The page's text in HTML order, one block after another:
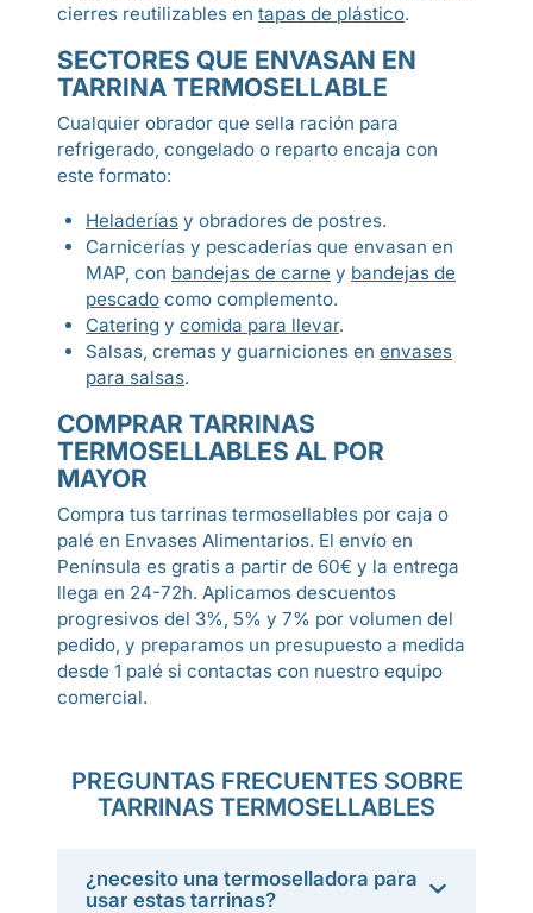
cierres reutilizables en tapas de plástico.
SECTORES QUE ENVASAN EN
TARRINA TERMOSELLABLE
Cualquier obrador que sella ración para
refrigerado, congelado o reparto encaja con
este formato:
Heladerías y obradores de postres.
Carnicerías y pescaderías que envasan en
MAP, con bandejas de carne y bandejas de
pescado como complemento.
Catering y comida para llevar.
Salsas, cremas y guarniciones en envases
para salsas.
COMPRAR TARRINAS
TERMOSELLABLES AL POR
MAYOR
Compra tus tarrinas termosellables por caja o
palé en Envases Alimentarios. El envío en
Península es gratis a partir de 60€ y la entrega
llega en 24-72h. Aplicamos descuentos
progresivos del 3%, 5% y 7% por volumen del
pedido, y preparamos un presupuesto a medida
desde 1 palé si contactas con nuestro equipo
comercial.
PREGUNTAS FRECUENTES SOBRE
TARRINAS TERMOSELLABLES
¿necesito una termoselladora para
usar estas tarrinas?